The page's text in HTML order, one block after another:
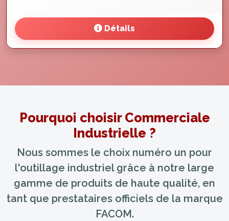
Détails
Pourquoi choisir Commerciale
Industrielle ?
Nous sommes le choix numéro un pour
l'outillage industriel grâce à notre large
gamme de produits de haute qualité, en
tant que prestataires officiels de la marque
FACOM.